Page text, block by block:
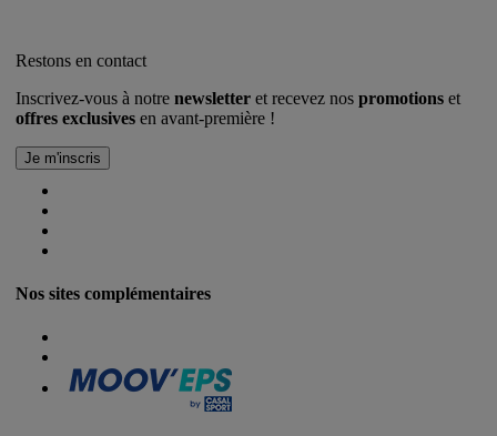
Restons en contact
Inscrivez-vous à notre newsletter et recevez nos promotions et
offres exclusives en avant-première !
Nos sites complémentaires